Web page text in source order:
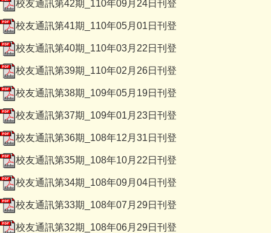
校友通訊第42期_110年09月24日刊登
校友通訊第41期_110年05月01日刊登
校友通訊第40期_110年03月22日刊登
校友通訊第39期_110年02月26日刊登
校友通訊第38期_109年05月19日刊登
校友通訊第37期_109年01月23日刊登
校友通訊第36期_108年12月31日刊登
校友通訊第35期_108年10月22日刊登
校友通訊第34期_108年09月04日刊登
校友通訊第33期_108年07月29日刊登
校友通訊第32期_108年06月29日刊登